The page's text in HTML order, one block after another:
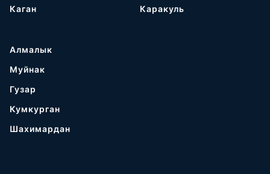
Каган
Каракуль
Алмалык
Муйнак
Гузар
Кумкурган
Шахимардан